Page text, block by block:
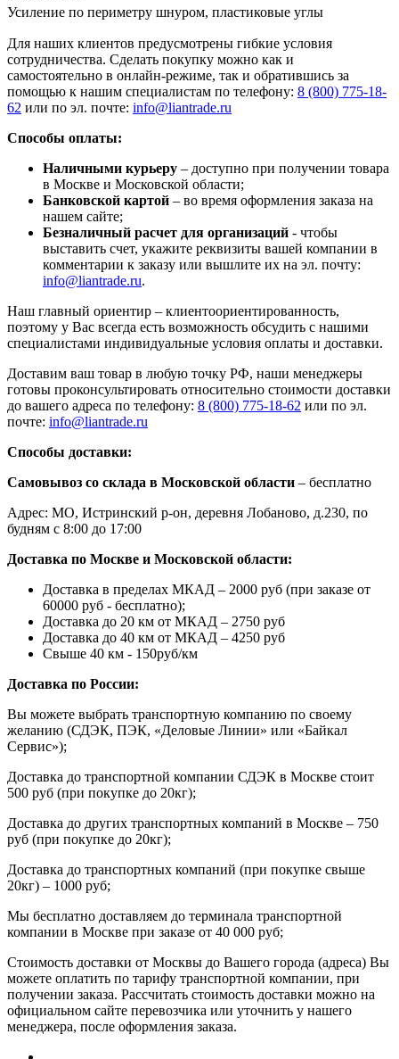
Усиление по периметру шнуром, пластиковые углы
Для наших клиентов предусмотрены гибкие условия
сотрудничества. Сделать покупку можно как и
самостоятельно в онлайн-режиме, так и обратившись за
помощью к нашим специалистам по телефону: 8 (800) 775-18-
62 или по эл. почте: info@liantrade.ru
Способы оплаты:
Наличными курьеру – доступно при получении товара
в Москве и Московской области;
Банковской картой – во время оформления заказа на
нашем сайте;
Безналичный расчет для организаций - чтобы
выставить счет, укажите реквизиты вашей компании в
комментарии к заказу или вышлите их на эл. почту:
info@liantrade.ru.
Наш главный ориентир – клиентоориентированность,
поэтому у Вас всегда есть возможность обсудить с нашими
специалистами индивидуальные условия оплаты и доставки.
Доставим ваш товар в любую точку РФ, наши менеджеры
готовы проконсультировать относительно стоимости доставки
до вашего адреса по телефону: 8 (800) 775-18-62 или по эл.
почте: info@liantrade.ru
Способы доставки:
Самовывоз со склада в Московской области – бесплатно
Адрес: МО, Истринский р-он, деревня Лобаново, д.230, по
будням с 8:00 до 17:00
Доставка по Москве и Московской области:
Доставка в пределах МКАД – 2000 руб (при заказе от
60000 руб - бесплатно);
Доставка до 20 км от МКАД – 2750 руб
Доставка до 40 км от МКАД – 4250 руб
Свыше 40 км - 150руб/км
Доставка по России:
Вы можете выбрать транспортную компанию по своему
желанию (СДЭК, ПЭК, «Деловые Линии» или «Байкал
Сервис»);
Доставка до транспортной компании СДЭК в Москве стоит
500 руб (при покупке до 20кг);
Доставка до других транспортных компаний в Москве – 750
руб (при покупке до 20кг);
Доставка до транспортных компаний (при покупке свыше
20кг) – 1000 руб;
Мы бесплатно доставляем до терминала транспортной
компании в Москве при заказе от 40 000 руб;
Стоимость доставки от Москвы до Вашего города (адреса) Вы
можете оплатить по тарифу транспортной компании, при
получении заказа. Рассчитать стоимость доставки можно на
официальном сайте перевозчика или уточнить у нашего
менеджера, после оформления заказа.